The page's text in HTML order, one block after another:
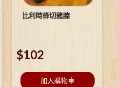
比利時蜂切豬腩
$102
加入購物車